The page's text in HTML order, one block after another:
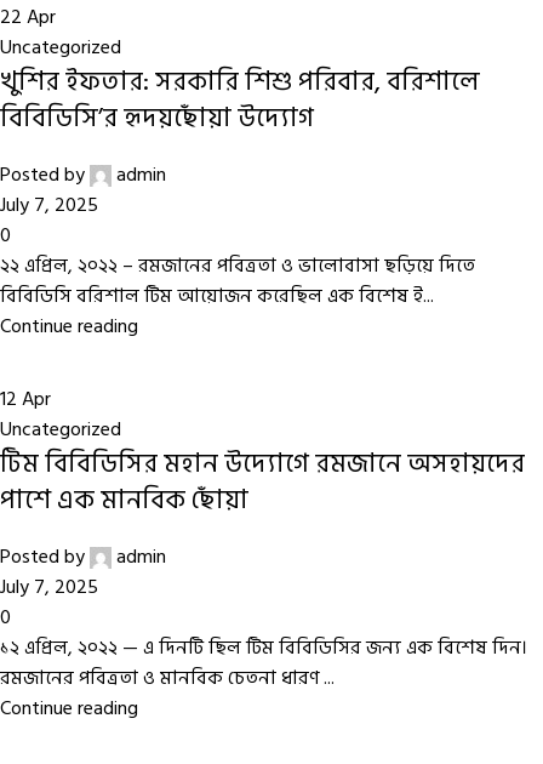
22Apr
Uncategorized
খুশির ইফতার: সরকারি শিশু পরিবার, বরিশালে
বিবিডিসি’র হৃদয়ছোঁয়া উদ্যোগ
Posted by
admin
July 7, 2025
0
২২ এপ্রিল, ২০২২ – রমজানের পবিত্রতা ও ভালোবাসা ছড়িয়ে দিতে
বিবিডিসি বরিশাল টিম আয়োজন করেছিল এক বিশেষ ই...
Continue reading
12Apr
Uncategorized
টিম বিবিডিসির মহান উদ্যোগে রমজানে অসহায়দের
পাশে এক মানবিক ছোঁয়া
Posted by
admin
July 7, 2025
0
১২ এপ্রিল, ২০২২ — এ দিনটি ছিল টিম বিবিডিসির জন্য এক বিশেষ দিন।
রমজানের পবিত্রতা ও মানবিক চেতনা ধারণ ...
Continue reading